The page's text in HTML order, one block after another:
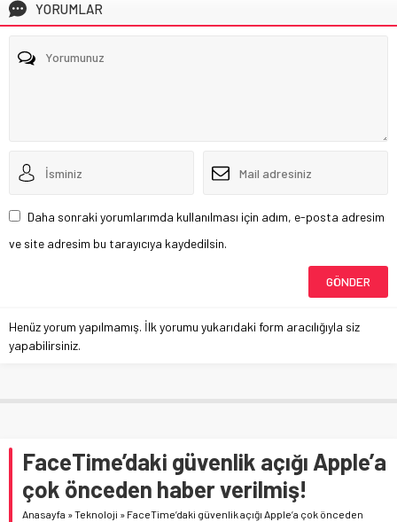
YORUMLAR
Daha sonraki yorumlarımda kullanılması için adım, e-posta adresim
ve site adresim bu tarayıcıya kaydedilsin.
Henüz yorum yapılmamış. İlk yorumu yukarıdaki form aracılığıyla siz
yapabilirsiniz.
FaceTime’daki güvenlik açığı Apple’a
çok önceden haber verilmiş!
Anasayfa »Teknoloji » FaceTime’daki güvenlik açığı Apple’a çok önceden